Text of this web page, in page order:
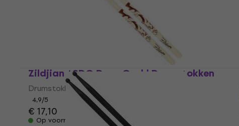
Zildjian ASDG Dave Grohl Drumstokken
Drumstokken
4,9/5
€ 17,10
Op voorraad